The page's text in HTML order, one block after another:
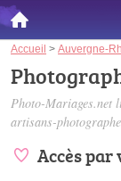
Accueil > Auvergne-
Photo-Mariages.net
artisans-
Accès par